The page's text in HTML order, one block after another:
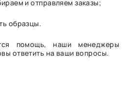
и отправляем заказы;
образцы.
помощь, наши менеджеры
ответить на ваши вопросы.